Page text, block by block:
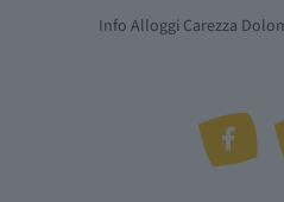
Info Alloggi Carezza